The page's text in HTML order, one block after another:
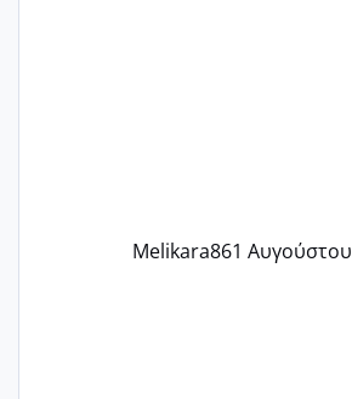
Melikara861 Αυγούστου